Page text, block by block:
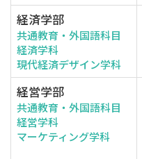
経済学部
共通教育・外国語科目
経済学科
現代経済デザイン学科
経営学部
共通教育・外国語科目
経営学科
マーケティング学科